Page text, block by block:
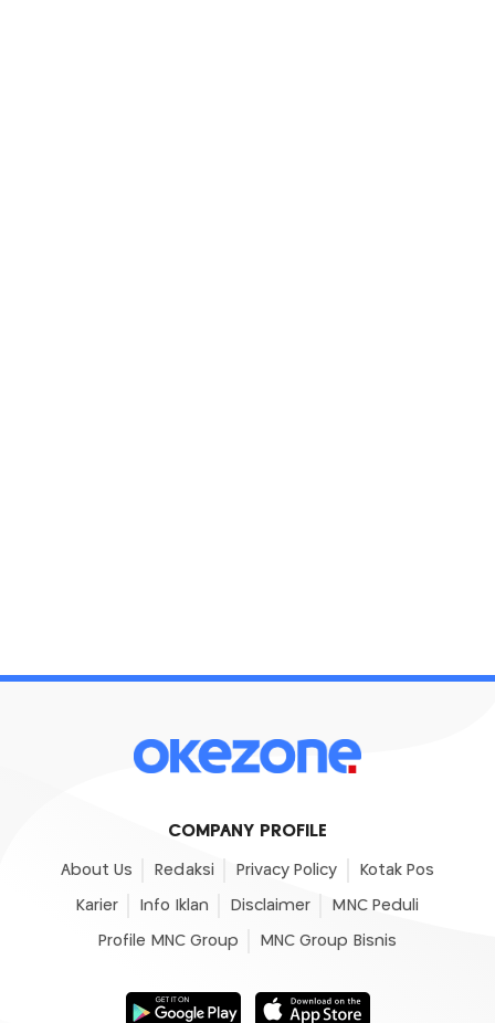
COMPANY PROFILE
About Us Redaksi Privacy Policy Kotak Pos
Karier Info Iklan Disclaimer MNC Peduli
Profile MNC Group MNC Group Bisnis